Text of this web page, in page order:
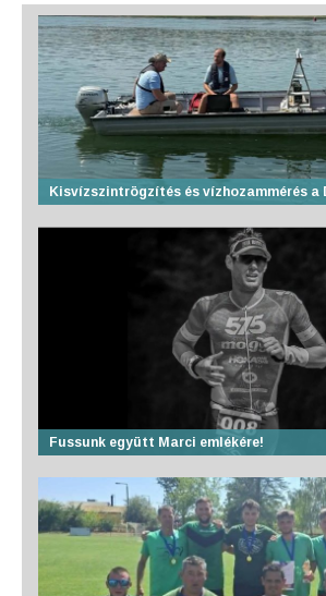
Kisvízszintrögzítés és vízhozammérés a
Fussunk együtt Marci emlékére!